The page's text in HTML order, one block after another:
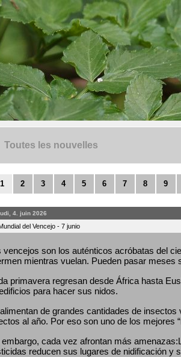
Toutes les nouvelles
1 2 3 4 5 6 7 8 9
4. juin 2026
del Vencejo - 7 junio
vencejos son los auténticos acróbatas del
mientras vuelan. Pueden pasar meses
primavera regresan desde África hasta
para hacer sus nidos.
de grandes cantidades de
al año. Por eso son uno de los mejores
embargo, cada vez afrontan más
reducen sus lugares de nidificación y